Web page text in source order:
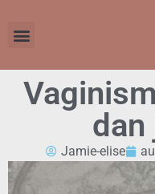
dan
Jamie-elise